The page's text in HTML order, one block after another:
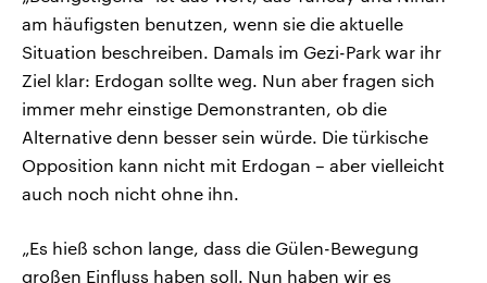
am häufigsten benutzen, wenn sie die aktuelle
Situation beschreiben. Damals im Gezi-Park war ihr
Ziel klar: Erdogan sollte weg. Nun aber fragen sich
immer mehr einstige Demonstranten, ob die
Alternative denn besser sein würde. Die türkische
Opposition kann nicht mit Erdogan – aber vielleicht
auch noch nicht ohne ihn.
„Es hieß schon lange, dass die Gülen-Bewegung
großen Einfluss haben soll. Nun haben wir es